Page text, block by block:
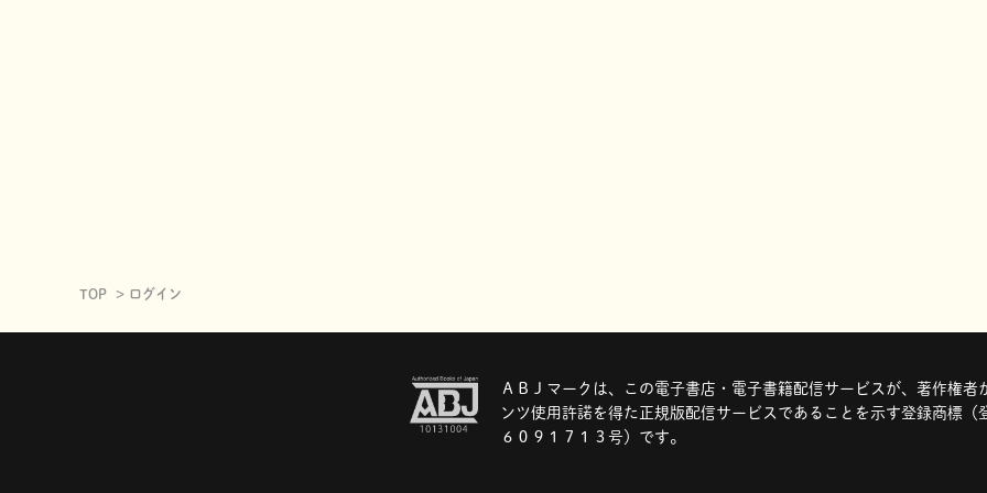
TOP ログイン
ＡＢＪマークは、この電子書店・電子書籍配信サービスが、著作権者
ンツ使用許諾を得た正規版配信サービスであることを示す登録商標（
６０９１７１３号）です。